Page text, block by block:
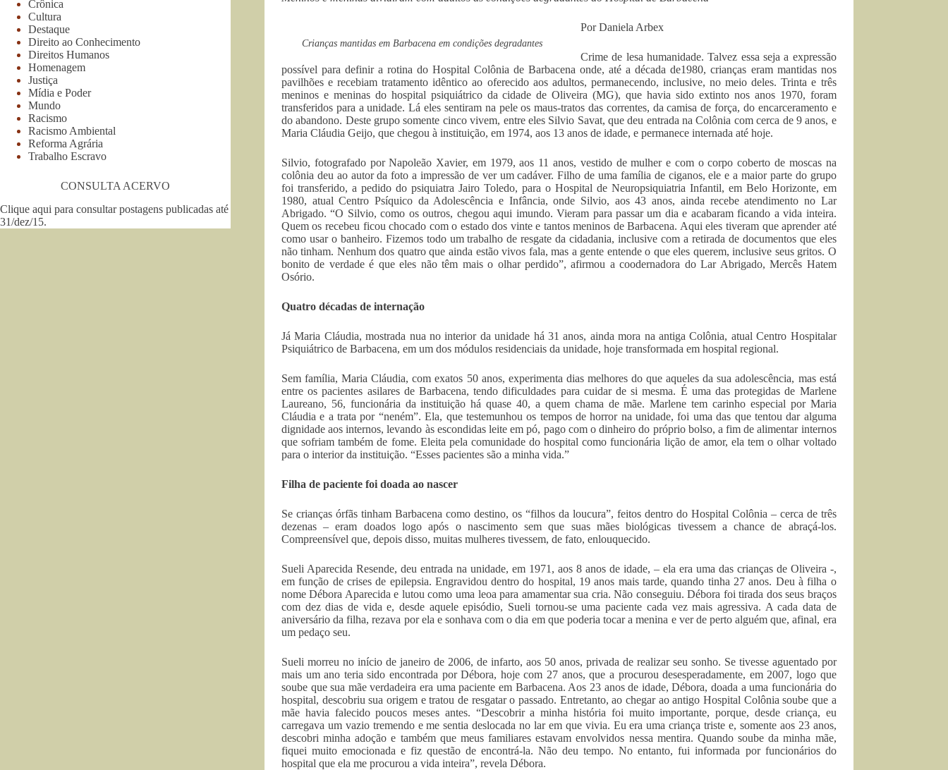
Crianças mantidas em Barbacena em condições degradantes
Por Daniela Arbex
Crime de lesa humanidade. Talvez essa seja a expressão
possível para definir a rotina do Hospital Colônia de Barbacena onde, até a década de1980, crianças eram mantidas nos
pavilhões e recebiam tratamento idêntico ao oferecido aos adultos, permanecendo, inclusive, no meio deles. Trinta e três
meninos e meninas do hospital psiquiátrico da cidade de Oliveira (MG), que havia sido extinto nos anos 1970, foram
transferidos para a unidade. Lá eles sentiram na pele os maus-tratos das correntes, da camisa de força, do encarceramento e
do abandono. Deste grupo somente cinco vivem, entre eles Silvio Savat, que deu entrada na Colônia com cerca de 9 anos, e
Maria Cláudia Geijo, que chegou à instituição, em 1974, aos 13 anos de idade, e permanece internada até hoje.
Silvio, fotografado por Napoleão Xavier, em 1979, aos 11 anos, vestido de mulher e com o corpo coberto de moscas na
colônia deu ao autor da foto a impressão de ver um cadáver. Filho de uma família de ciganos, ele e a maior parte do grupo
foi transferido, a pedido do psiquiatra Jairo Toledo, para o Hospital de Neuropsiquiatria Infantil, em Belo Horizonte, em
1980, atual Centro Psíquico da Adolescência e Infância, onde Silvio, aos 43 anos, ainda recebe atendimento no Lar
Abrigado. “O Silvio, como os outros, chegou aqui imundo. Vieram para passar um dia e acabaram ficando a vida inteira.
Quem os recebeu ficou chocado com o estado dos vinte e tantos meninos de Barbacena. Aqui eles tiveram que aprender até
como usar o banheiro. Fizemos todo um trabalho de resgate da cidadania, inclusive com a retirada de documentos que eles
não tinham. Nenhum dos quatro que ainda estão vivos fala, mas a gente entende o que eles querem, inclusive seus gritos. O
bonito de verdade é que eles não têm mais o olhar perdido”, afirmou a coodernadora do Lar Abrigado, Mercês Hatem
Osório.
Quatro décadas de internação
Já Maria Cláudia, mostrada nua no interior da unidade há 31 anos, ainda mora na antiga Colônia, atual Centro Hospitalar
Psiquiátrico de Barbacena, em um dos módulos residenciais da unidade, hoje transformada em hospital regional.
Sem família, Maria Cláudia, com exatos 50 anos, experimenta dias melhores do que aqueles da sua adolescência, mas está
entre os pacientes asilares de Barbacena, tendo dificuldades para cuidar de si mesma. É uma das protegidas de Marlene
Laureano, 56, funcionária da instituição há quase 40, a quem chama de mãe. Marlene tem carinho especial por Maria
Cláudia e a trata por “neném”. Ela, que testemunhou os tempos de horror na unidade, foi uma das que tentou dar alguma
dignidade aos internos, levando às escondidas leite em pó, pago com o dinheiro do próprio bolso, a fim de alimentar internos
que sofriam também de fome. Eleita pela comunidade do hospital como funcionária lição de amor, ela tem o olhar voltado
para o interior da instituição. “Esses pacientes são a minha vida.”
Filha de paciente foi doada ao nascer
Se crianças órfãs tinham Barbacena como destino, os “filhos da loucura”, feitos dentro do Hospital Colônia – cerca de três
dezenas – eram doados logo após o nascimento sem que suas mães biológicas tivessem a chance de abraçá-los.
Compreensível que, depois disso, muitas mulheres tivessem, de fato, enlouquecido.
Sueli Aparecida Resende, deu entrada na unidade, em 1971, aos 8 anos de idade, – ela era uma das crianças de Oliveira -,
em função de crises de epilepsia. Engravidou dentro do hospital, 19 anos mais tarde, quando tinha 27 anos. Deu à filha o
nome Débora Aparecida e lutou como uma leoa para amamentar sua cria. Não conseguiu. Débora foi tirada dos seus braços
com dez dias de vida e, desde aquele episódio, Sueli tornou-se uma paciente cada vez mais agressiva. A cada data de
aniversário da filha, rezava por ela e sonhava com o dia em que poderia tocar a menina e ver de perto alguém que, afinal, era
um pedaço seu.
Sueli morreu no início de janeiro de 2006, de infarto, aos 50 anos, privada de realizar seu sonho. Se tivesse aguentado por
mais um ano teria sido encontrada por Débora, hoje com 27 anos, que a procurou desesperadamente, em 2007, logo que
soube que sua mãe verdadeira era uma paciente em Barbacena. Aos 23 anos de idade, Débora, doada a uma funcionária do
hospital, descobriu sua origem e tratou de resgatar o passado. Entretanto, ao chegar ao antigo Hospital Colônia soube que a
mãe havia falecido poucos meses antes. “Descobrir a minha história foi muito importante, porque, desde criança, eu
carregava um vazio tremendo e me sentia deslocada no lar em que vivia. Eu era uma criança triste e, somente aos 23 anos,
descobri minha adoção e também que meus familiares estavam envolvidos nessa mentira. Quando soube da minha mãe,
fiquei muito emocionada e fiz questão de encontrá-la. Não deu tempo. No entanto, fui informada por funcionários do
hospital que ela me procurou a vida inteira”, revela Débora.
Crônica
Cultura
Destaque
Direito ao Conhecimento
Direitos Humanos
Homenagem
Justiça
Mídia e Poder
Mundo
Racismo
Racismo Ambiental
Reforma Agrária
Trabalho Escravo
CONSULTA ACERVO
Clique aqui para consultar postagens publicadas até
31/dez/15.